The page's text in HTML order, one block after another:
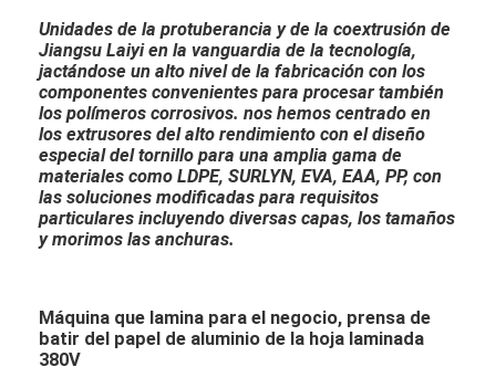
Unidades de la protuberancia y de la coextrusión de
Jiangsu Laiyi en la vanguardia de la tecnología,
jactándose un alto nivel de la fabricación con los
componentes convenientes para procesar también
los polímeros corrosivos. nos hemos centrado en
los extrusores del alto rendimiento con el diseño
especial del tornillo para una amplia gama de
materiales como LDPE, SURLYN, EVA, EAA, PP, con
las soluciones modificadas para requisitos
particulares incluyendo diversas capas, los tamaños
y morimos las anchuras.
Máquina que lamina para el negocio, prensa de
batir del papel de aluminio de la hoja laminada
380V